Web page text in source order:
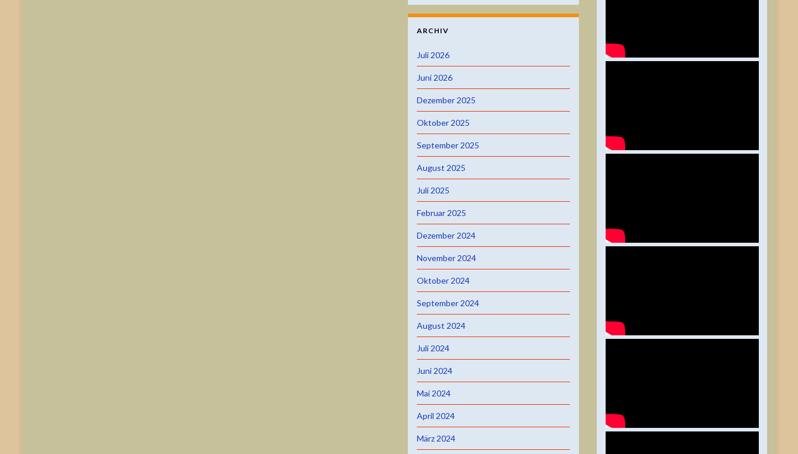
ARCHIV
Juli 2026
Juni 2026
Dezember 2025
Oktober 2025
September 2025
August 2025
Juli 2025
Februar 2025
Dezember 2024
November 2024
Oktober 2024
September 2024
August 2024
Juli 2024
Juni 2024
Mai 2024
April 2024
März 2024